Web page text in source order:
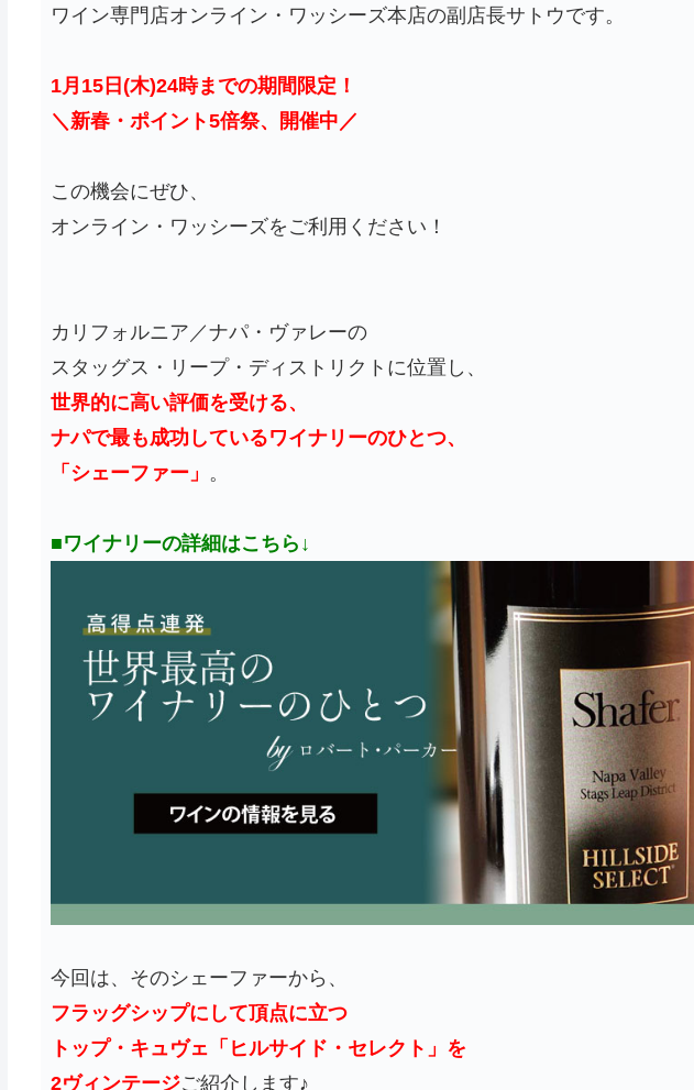
ワイン専門店オンライン・ワッシーズ本店の副店長サトウです。
1月15日(木)24時までの期間限定！
＼新春・ポイント5倍祭、開催中／
この機会にぜひ、
オンライン・ワッシーズをご利用ください！
カリフォルニア／ナパ・ヴァレーの
スタッグス・リープ・ディストリクトに位置し、
世界的に高い評価を受ける、
ナパで最も成功しているワイナリーのひとつ、
「シェーファー」 。
■ワイナリーの詳細はこちら↓
今回は、そのシェーファーから、
フラッグシップにして頂点に立つ
トップ・キュヴェ「ヒルサイド・セレクト」を
2ヴィンテージご紹介します♪